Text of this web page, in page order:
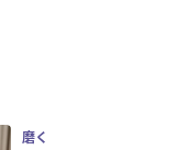
磨く